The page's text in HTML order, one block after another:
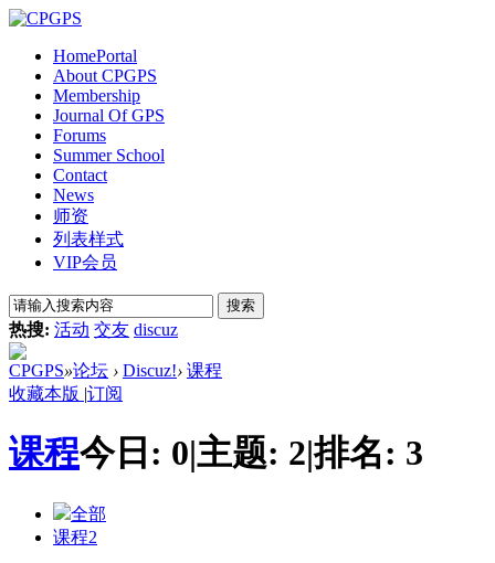
HomePortal
About CPGPS
Membership
Journal Of GPS
Forums
Summer School
Contact
News
师资
列表样式
VIP会员
搜索
热搜: 活动 交友 discuz
CPGPS»论坛 › Discuz!› 课程
收藏本版 |订阅
课程今日: 0|主题: 2|排名: 3
全部
课程2